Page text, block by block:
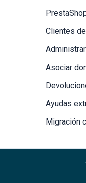
Clientes
Asociar
Ayudas
Migración